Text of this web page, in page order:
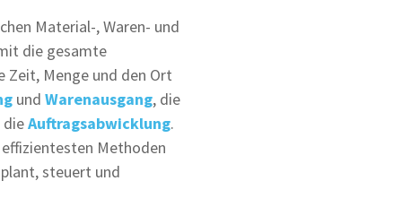
Material-, Waren- und
die gesamte
Zeit, Menge und den Ort
und Warenausgang, die
dieAuftragsabwicklung.
Methoden
plant, steuert und